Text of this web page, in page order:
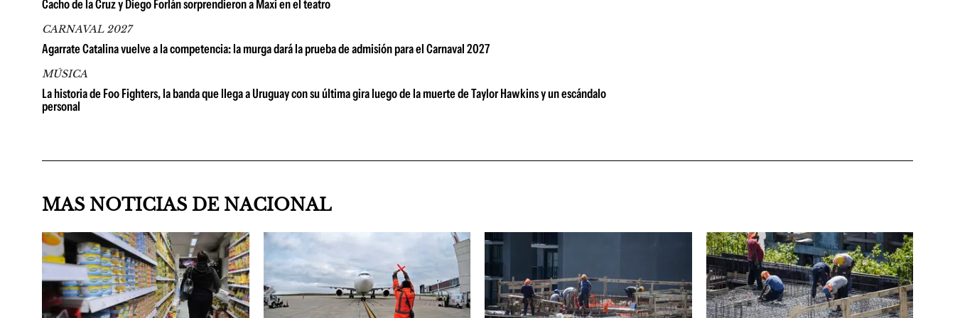
Cacho de la Cruz y Diego Forlán sorprendieron a Maxi en el teatro
CARNAVAL 2027
Agarrate Catalina vuelve a la competencia: la murga dará la prueba de admisión para el Carnaval 2027
MÚSICA
La historia de Foo Fighters, la banda que llega a Uruguay con su última gira luego de la muerte de Taylor Hawkins y un escándalo
personal
MAS NOTICIAS DE NACIONAL